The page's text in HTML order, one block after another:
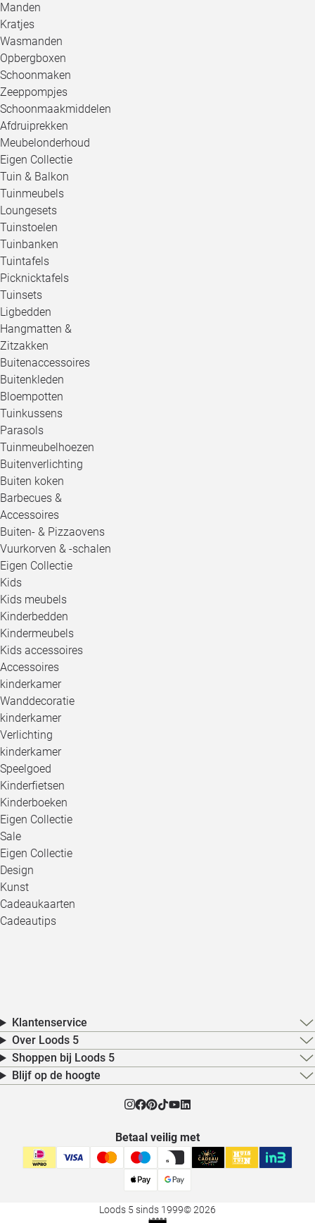
Manden
Kratjes
Wasmanden
Opbergboxen
Schoonmaken
Zeeppompjes
Schoonmaakmiddelen
Afdruiprekken
Meubelonderhoud
Eigen Collectie
Tuin & Balkon
Tuinmeubels
Loungesets
Tuinstoelen
Tuinbanken
Tuintafels
Picknicktafels
Tuinsets
Ligbedden
Hangmatten &
Zitzakken
Buitenaccessoires
Buitenkleden
Bloempotten
Tuinkussens
Parasols
Tuinmeubelhoezen
Buitenverlichting
Buiten koken
Barbecues &
Accessoires
Buiten- & Pizzaovens
Vuurkorven & -schalen
Eigen Collectie
Kids
Kids meubels
Kinderbedden
Kindermeubels
Kids accessoires
Accessoires
kinderkamer
Wanddecoratie
kinderkamer
Verlichting
kinderkamer
Speelgoed
Kinderfietsen
Kinderboeken
Eigen Collectie
Sale
Eigen Collectie
Design
Kunst
Cadeaukaarten
Cadeautips
Klantenservice
Over Loods 5
Shoppen bij Loods 5
Blijf op de hoogte
Betaal veilig met
Loods 5 sinds 1999© 2026